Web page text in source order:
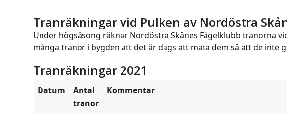
Tranräkningar vid Pulken av Nordöstra
Under högsäsong räknar Nordöstra Skånes Fågelklubb tranorna
många tranor i bygden att det är dags att mata dem så att de inte
Tranräkningar 2021
Datum
Antal
tranor
Kommentar